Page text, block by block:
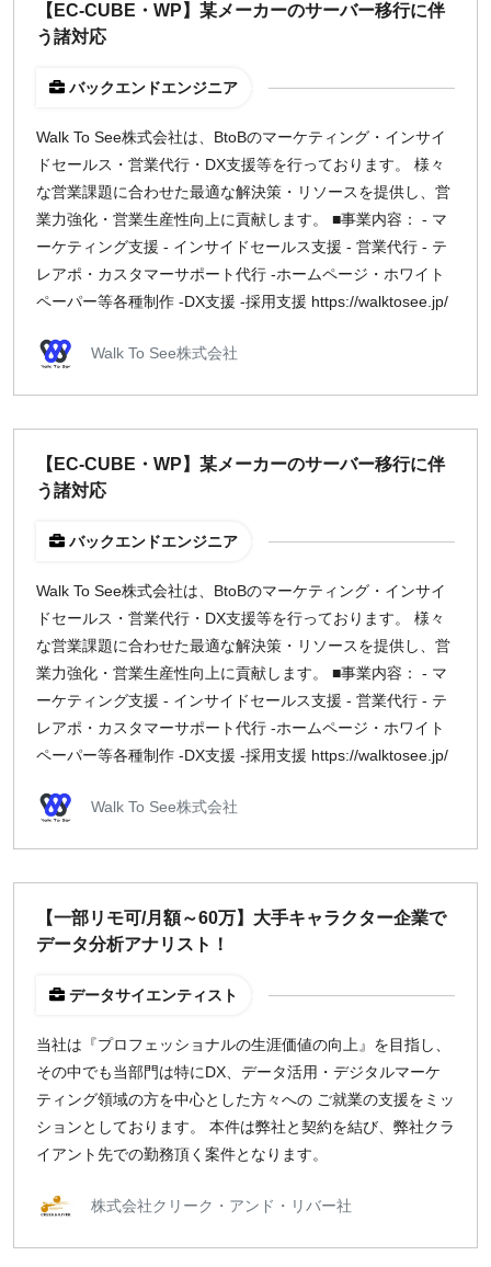
【EC-CUBE・WP】某メーカーのサーバー移行に伴
う諸対応
バックエンドエンジニア
Walk To See株式会社は、BtoBのマーケティング・インサイ
ドセールス・営業代行・DX支援等を行っております。 様々
な営業課題に合わせた最適な解決策・リソースを提供し、営
業力強化・営業生産性向上に貢献します。 ■事業内容： - マ
ーケティング支援 - インサイドセールス支援 - 営業代行 - テ
レアポ・カスタマーサポート代行 -ホームページ・ホワイト
ペーパー等各種制作 -DX支援 -採用支援 https://walktosee.jp/
Walk To See株式会社
【EC-CUBE・WP】某メーカーのサーバー移行に伴
う諸対応
バックエンドエンジニア
Walk To See株式会社は、BtoBのマーケティング・インサイ
ドセールス・営業代行・DX支援等を行っております。 様々
な営業課題に合わせた最適な解決策・リソースを提供し、営
業力強化・営業生産性向上に貢献します。 ■事業内容： - マ
ーケティング支援 - インサイドセールス支援 - 営業代行 - テ
レアポ・カスタマーサポート代行 -ホームページ・ホワイト
ペーパー等各種制作 -DX支援 -採用支援 https://walktosee.jp/
Walk To See株式会社
【一部リモ可/月額～60万】大手キャラクター企業で
データ分析アナリスト！
データサイエンティスト
当社は『プロフェッショナルの生涯価値の向上』を目指し、
その中でも当部門は特にDX、データ活用・デジタルマーケ
ティング領域の方を中心とした方々への ご就業の支援をミッ
ションとしております。 本件は弊社と契約を結び、弊社クラ
イアント先での勤務頂く案件となります。
株式会社クリーク・アンド・リバー社